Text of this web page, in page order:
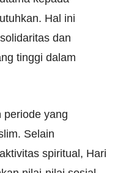
Hal ini
dan
tinggi dalam
periode yang
Selain
spiritual, Hari